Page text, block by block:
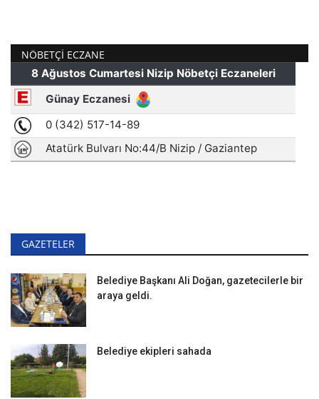
NÖBETÇI ECZANE
GAZETELER
Belediye Başkanı Ali Doğan, gazetecilerle bir
araya geldi.
Belediye ekipleri sahada